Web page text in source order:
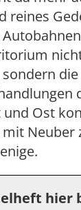
reines
Ost
hier